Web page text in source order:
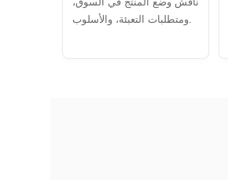
ومتطلبات التعبئة، والأسلوب.